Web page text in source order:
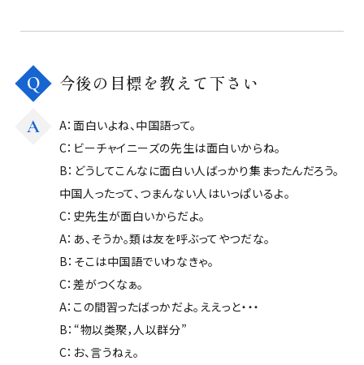
Q 今後の目標を教えて下さい
A
A：面白いよね、中国語って。
C：ビーチャイニーズの先生は面白いからね。
B：どうしてこんなに面白い人ばっかり集まったんだろう。
中国人ったって、つまんない人はいっぱいるよ。
C：史先生が面白いからだよ。
A：あ、そうか。類は友を呼ぶってやつだな。
B：そこは中国語でいわなきゃ。
C：差がつくなぁ。
A：この間習ったばっかだよ。ええっと・・・
B：“物以类聚，人以群分”
C：お、言うねぇ。